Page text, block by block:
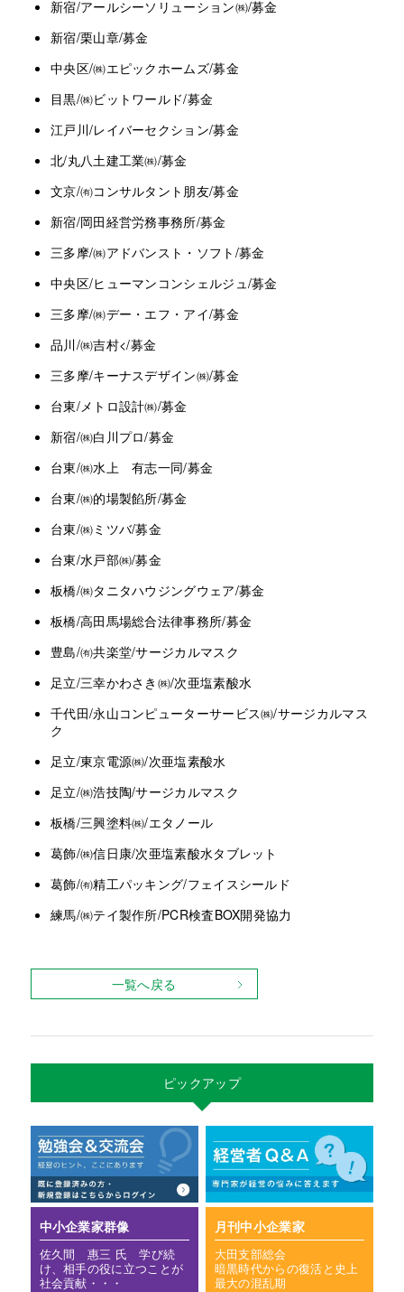
新宿/アールシーソリューション㈱/募金
新宿/栗山章/募金
中央区/㈱エピックホームズ/募金
目黒/㈱ビットワールド/募金
江戸川/レイバーセクション/募金
北/丸八土建工業㈱/募金
文京/㈲コンサルタント朋友/募金
新宿/岡田経営労務事務所/募金
三多摩/㈱アドバンスト・ソフト/募金
中央区/ヒューマンコンシェルジュ/募金
三多摩/㈱デー・エフ・アイ/募金
品川/㈱吉村</募金
三多摩/キーナスデザイン㈱/募金
台東/メトロ設計㈱/募金
新宿/㈱白川プロ/募金
台東/㈱水上 有志一同/募金
台東/㈱的場製餡所/募金
台東/㈱ミツバ/募金
台東/水戸部㈱/募金
板橋/㈱タニタハウジングウェア/募金
板橋/高田馬場総合法律事務所/募金
豊島/㈲共楽堂/サージカルマスク
足立/三幸かわさき㈱/次亜塩素酸水
千代田/永山コンピューターサービス㈱/サージカルマス
ク
足立/東京電源㈱/次亜塩素酸水
足立/㈱浩技陶/サージカルマスク
板橋/三興塗料㈱/エタノール
葛飾/㈱信日康/次亜塩素酸水タブレット
葛飾/㈲精工パッキング/フェイスシールド
練馬/㈱テイ製作所/PCR検査BOX開発協力
一覧へ戻る
ピックアップ
中小企業家群像
佐久間 惠三 氏 学び続
け、相手の役に立つことが
社会貢献・・・
月刊中小企業家
大田支部総会
暗黒時代からの復活と史上
最大の混乱期